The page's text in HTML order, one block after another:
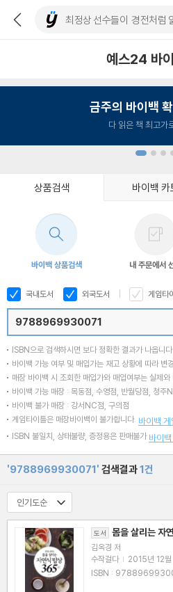
예스24 바
금주의 바이백
다 읽은 책 최고가
상품검색 바이백 카
바이백 상품검색 내 주문에서
국내도서 외국도서 게임타
ISBN으로 검색하시면 보다 정확한 결과가 나옵니다.
바이백 가능 여부 및 매입가는 재고 상황에 따라 변
매장 바이백 시 조회한 매입가와 매입여부는 실제와
바이백 가능 매장 : 목동점, 수영점, 반월당점, 청주
바이백 불가 매장 : 강서NC점, 구의점
게임타이틀은 매장바이백이 불가합니다. 바이백
ISBN 불일치, 상태불량, 증정용은 판매불가 바이
'9788969930071' 검색결과1건
도서 몸을 살리는 자
김옥경 저
수작걸다 | 2015년 12월